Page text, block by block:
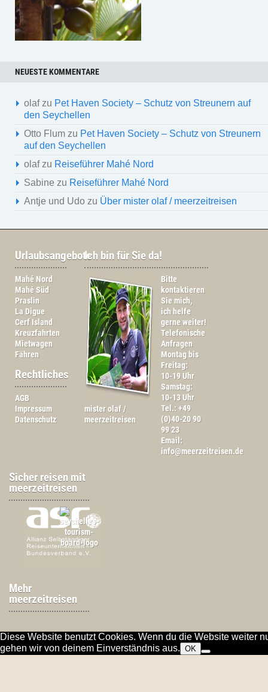
NEUESTE KOMMENTARE
olafzu Pet Haven Society – Schutz von Streunern auf
den Seychellen
Otto Flum zu Pet Haven Society – Schutz von Streunern
auf den Seychellen
olafzu Reiseführer Mahé Nord
Sabine zu Reiseführer Mahé Nord
Antje und Udo zu Über mister olaf / meerzeitreisen
Urlaubsangebote
Mahé Nord
Mahé Süd
Praslin
La Digue
Cerf Island
Kreuzfahrten
Mietwagen
Fähren
Rechtliches
AGB
Impressum
Datenschutz
Ich bin für Sie da!
mister olaf /
meerzeitreisen
Bitte
kontaktieren
Sie mich,
ich helfe
gerne weiter!
Telefonische
Anfragen
Montag bis
Freitag:
10-19 Uhr
Samstag:
10-13 Uhr
Tel.: +49
(0)40-20 90
99 23
Email:
info@meerzeitreisen.de
Sicher reisen mit
meerzeitreisen
Mehr
meerzeitreisen
Diese Website benutzt Cookies. Wenn du die Website weiter
gehen wir von deinem Einverständnis aus. OK